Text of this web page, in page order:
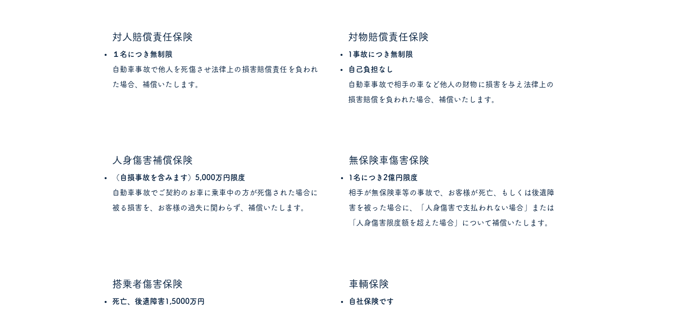
対人賠償責任保険
１名につき無制限
自動車事故で他人を死傷させ法律上の損害賠償責任を負われ
た場合、補償いたします。
人身傷害補償保険
（自損事故を含みます）5,000万円限度
自動車事故でご契約のお車に乗車中の方が死傷された場合に
被る損害を、お客様の過失に関わらず、補償いたします。
搭乗者傷害保険
死亡、後遺障害1,5000万円
対物賠償責任保険
1事故につき無制限
自己負担なし
自動車事故で相手の車など他人の財物に損害を与え法律上の
損害賠償を負われた場合、補償いたします。
無保険車傷害保険
1名につき2億円限度
相手が無保険車等の事故で、お客様が死亡、もしくは後遺障
害を被った場合に、「人身傷害で支払われない場合」または
「人身傷害限度額を超えた場合」について補償いたします。
車輌保険
自社保険です